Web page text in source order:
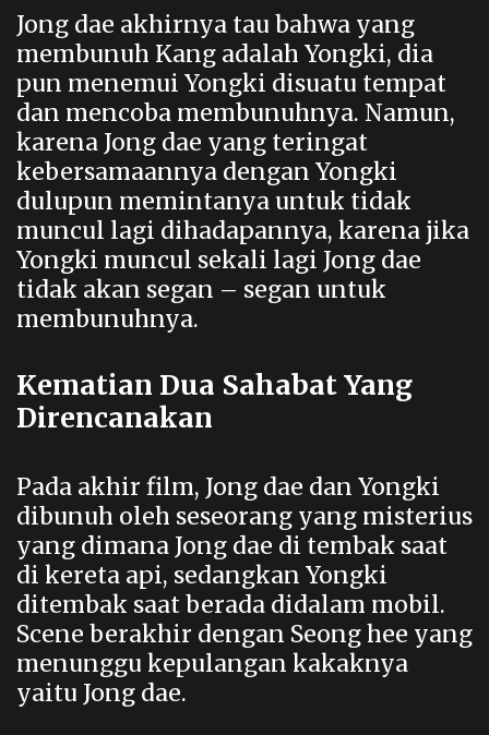
Jong dae akhirnya tau bahwa yang
membunuh Kang adalah Yongki, dia
pun menemui Yongki disuatu tempat
dan mencoba membunuhnya. Namun,
karena Jong dae yang teringat
kebersamaannya dengan Yongki
dulupun memintanya untuk tidak
muncul lagi dihadapannya, karena jika
Yongki muncul sekali lagi Jong dae
tidak akan segan – segan untuk
membunuhnya.
Kematian Dua Sahabat Yang
Direncanakan
Pada akhir film, Jong dae dan Yongki
dibunuh oleh seseorang yang misterius
yang dimana Jong dae di tembak saat
di kereta api, sedangkan Yongki
ditembak saat berada didalam mobil.
Scene berakhir dengan Seong hee yang
menunggu kepulangan kakaknya
yaitu Jong dae.